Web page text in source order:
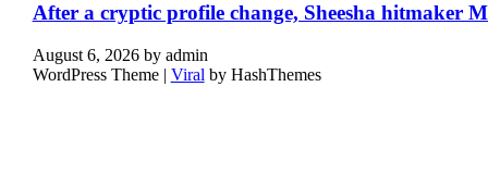
After a cryptic profile change, Sheesha hitmaker
August 6, 2026by admin
WordPress Theme | Viral by HashThemes